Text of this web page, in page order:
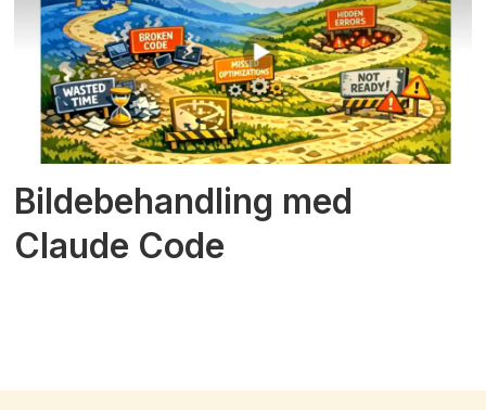
Bildebehandling med
Claude Code